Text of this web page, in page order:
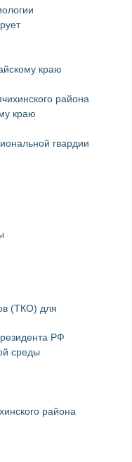
краю
района
краю
гвардии
(ТКО) для
РФ
среды
района